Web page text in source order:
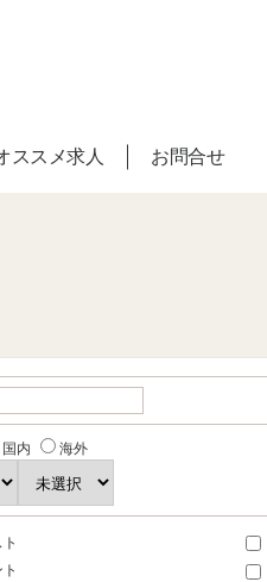
ススメ求人 お問合せ
国内 海外